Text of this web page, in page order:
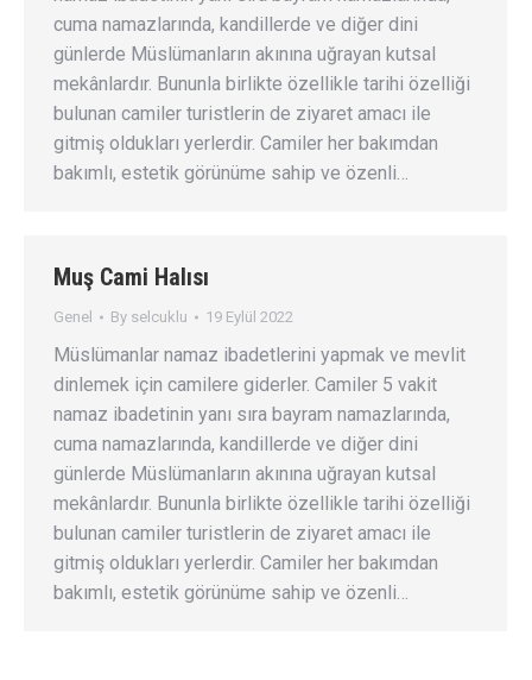
cuma namazlarında, kandillerde ve diğer dini
günlerde Müslümanların akınına uğrayan kutsal
mekânlardır. Bununla birlikte özellikle tarihi özelliği
bulunan camiler turistlerin de ziyaret amacı ile
gitmiş oldukları yerlerdir. Camiler her bakımdan
bakımlı, estetik görünüme sahip ve özenli…
Muş Cami Halısı
Genel By selcuklu 19 Eylül 2022
Müslümanlar namaz ibadetlerini yapmak ve mevlit
dinlemek için camilere giderler. Camiler 5 vakit
namaz ibadetinin yanı sıra bayram namazlarında,
cuma namazlarında, kandillerde ve diğer dini
günlerde Müslümanların akınına uğrayan kutsal
mekânlardır. Bununla birlikte özellikle tarihi özelliği
bulunan camiler turistlerin de ziyaret amacı ile
gitmiş oldukları yerlerdir. Camiler her bakımdan
bakımlı, estetik görünüme sahip ve özenli…